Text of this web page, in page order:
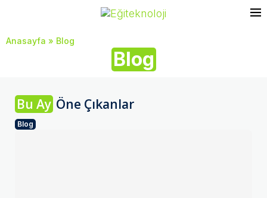
Anasayfa » Blog
Blog
Bu Ay Öne Çıkanlar
Blog